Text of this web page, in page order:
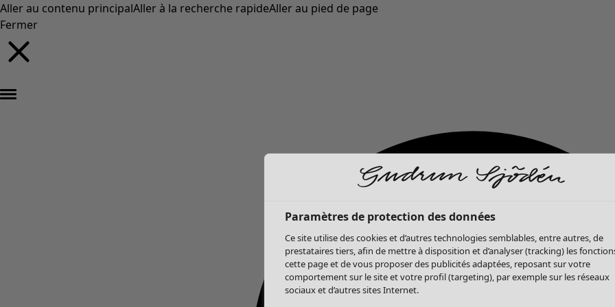
Aller au contenu principalAller à la recherche rapideAller au pied de page
Fermer
Paramètres de protection des données
Ce site utilise des cookies et d’autres technologies semblables, entre autres, de
prestataires tiers, afin de mettre à disposition et d’analyser (tracking) les
cette page et de vous proposer des publicités adaptées, reposant sur votre
comportement sur le site et votre profil (targeting), par exemple sur les réseaux
sociaux et d’autres sites Internet.